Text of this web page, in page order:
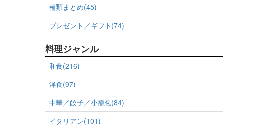
種類まとめ(45)
プレゼント／ギフト(74)
料理ジャンル
和食(216)
洋食(97)
中華／餃子／小籠包(84)
イタリアン(101)